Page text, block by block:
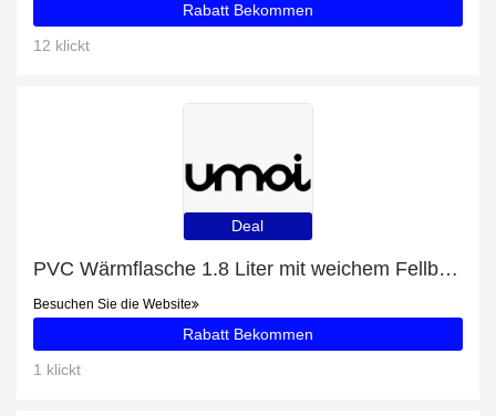
Rabatt Bekommen
12 klickt
Deal
PVC Wärmflasche 1.8 Liter mit weichem Fellbezug mit 40% Extra-Rabatt nur für begrenzte Zeit
Besuchen Sie die Website
Rabatt Bekommen
1 klickt